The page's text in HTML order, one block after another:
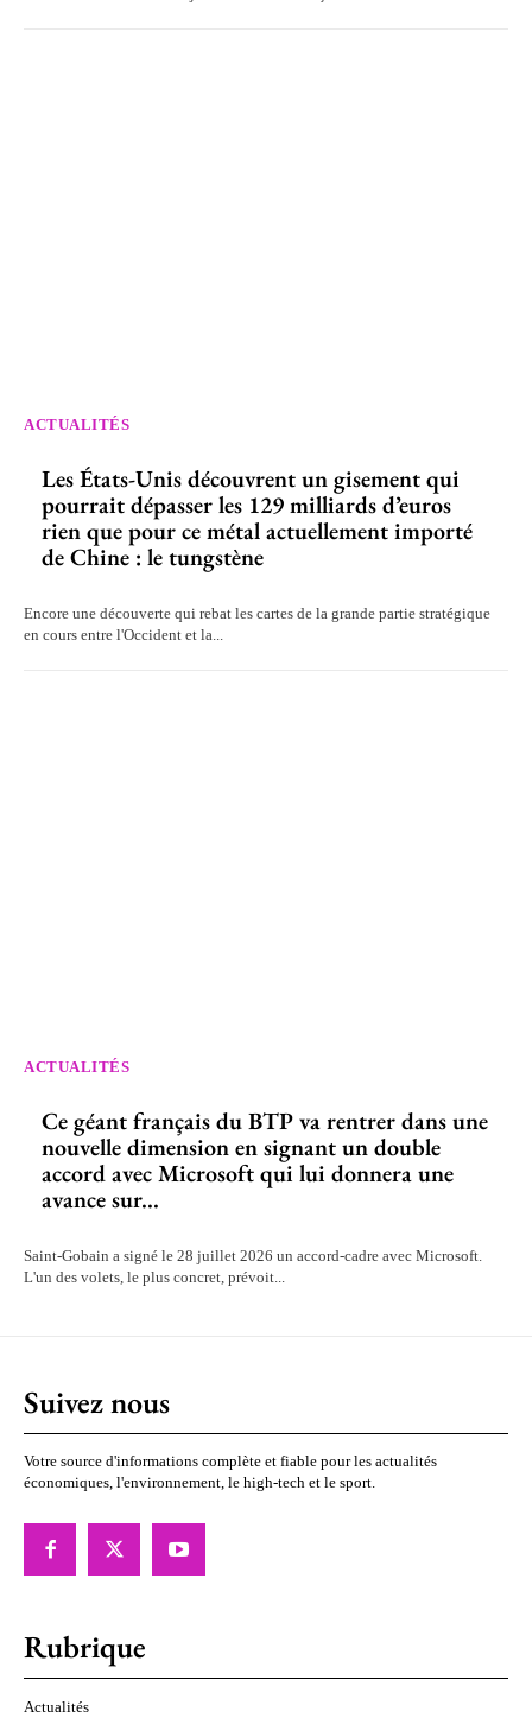
ACTUALITÉS
Les États-Unis découvrent un gisement qui
pourrait dépasser les 129 milliards d’euros
rien que pour ce métal actuellement importé
de Chine : le tungstène
Encore une découverte qui rebat les cartes de la grande partie stratégique
en cours entre l'Occident et la...
ACTUALITÉS
Ce géant français du BTP va rentrer dans une
nouvelle dimension en signant un double
accord avec Microsoft qui lui donnera une
avance sur...
Saint-Gobain a signé le 28 juillet 2026 un accord-cadre avec Microsoft.
L'un des volets, le plus concret, prévoit...
Suivez nous
Votre source d'informations complète et fiable pour les actualités
économiques, l'environnement, le high-tech et le sport.
Rubrique
Actualités